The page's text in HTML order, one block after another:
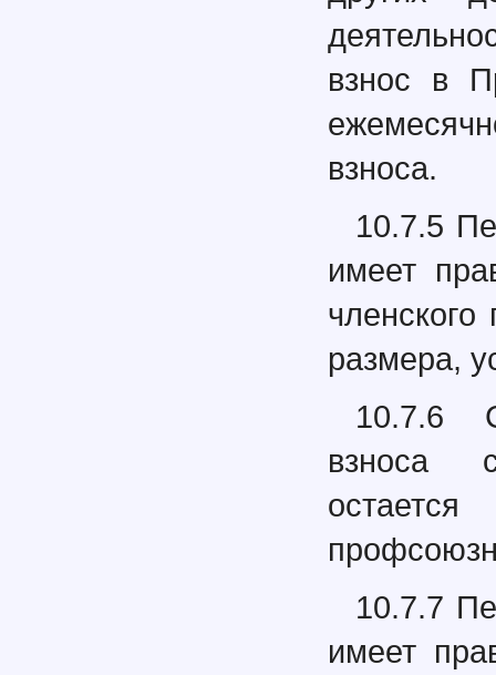
взнос в
взноса.
10.7.5
имеет
размера,
10.7.6
взноса
10.7.7
имеет